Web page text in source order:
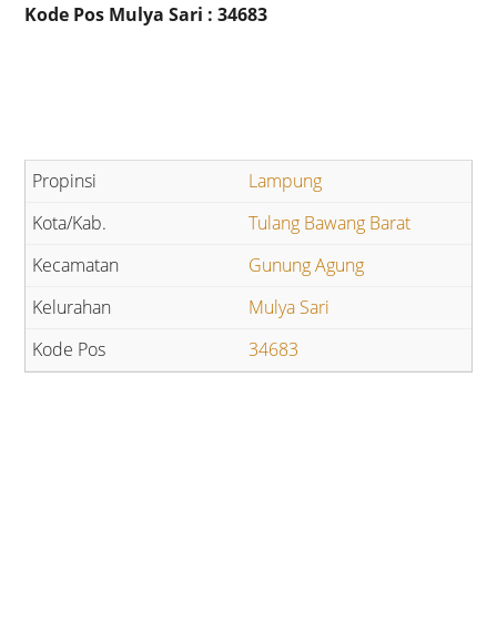
Kode Pos Mulya Sari : 34683
Lampung
Tulang Bawang Barat
Gunung Agung
Mulya Sari
34683